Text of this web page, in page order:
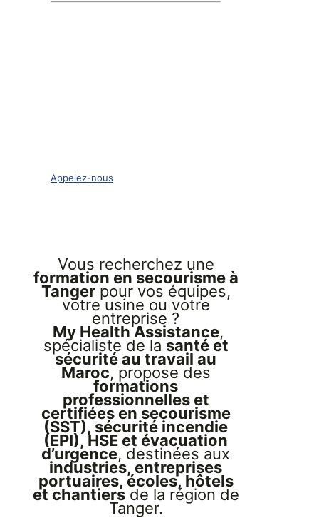
Appelez-nous
Vous recherchez une
formation en secourisme à
Tangerpour vos équipes,
votre usine ou votre
entreprise ?
My Health Assistance,
spécialiste de la santé et
sécurité au travail au
Maroc, propose des
formations
professionnelles et
certifiées en secourisme
(SST), sécurité incendie
(EPI), HSE et évacuation
d’urgence, destinées aux
industries, entreprises
portuaires, écoles, hôtels
et chantiersde la région de
Tanger.